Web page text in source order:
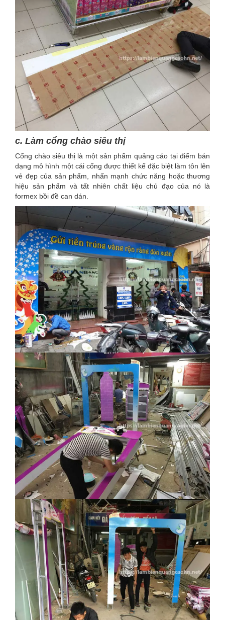
c. Làm cổng chào siêu thị
Cổng chào siêu thị là một sản phẩm quảng cáo tại điểm bán
dạng mô hình một cái cổng được thiết kế đặc biệt làm tôn lên
vẻ đẹp của sản phẩm, nhấn mạnh chức năng hoặc thương
hiệu sản phẩm và tất nhiên chất liệu chủ đạo của nó là
formex bồi đề can dán.